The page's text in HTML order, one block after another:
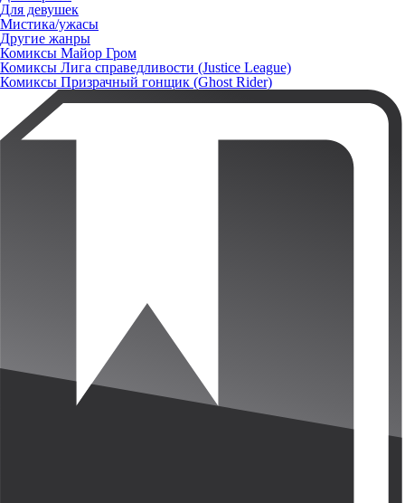
Для девушек
Мистика/ужасы
Другие жанры
Комиксы Майор Гром
Комиксы Лига справедливости (Justice League)
Комиксы Призрачный гонщик (Ghost Rider)